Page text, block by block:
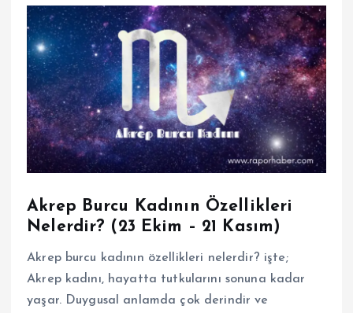
Akrep Burcu Kadının Özellikleri
Nelerdir? (23 Ekim – 21 Kasım)
Akrep burcu kadının özellikleri nelerdir? işte;
Akrep kadını, hayatta tutkularını sonuna kadar
yaşar. Duygusal anlamda çok derindir ve